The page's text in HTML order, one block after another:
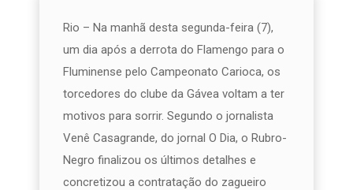
Rio – Na manhã desta segunda-feira (7),
um dia após a derrota do Flamengo para o
Fluminense pelo Campeonato Carioca, os
torcedores do clube da Gávea voltam a ter
motivos para sorrir. Segundo o jornalista
Venê Casagrande, do jornal O Dia, o Rubro-
Negro finalizou os últimos detalhes e
concretizou a contratação do zagueiro